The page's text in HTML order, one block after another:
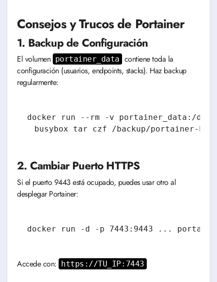
Consejos y Trucos de Portainer
1. Backup de Configuración
El volumen portainer_data contiene toda la
configuración (usuarios, endpoints, stacks). Haz backup
regularmente:
docker run --rm -v portainer_data:/
2. Cambiar Puerto HTTPS
Si el puerto 9443 está ocupado, puedes usar otro al
desplegar Portainer:
Accede con: https://TU_IP:7443